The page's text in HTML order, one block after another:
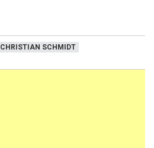
CHRISTIAN SCHMIDT